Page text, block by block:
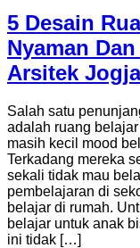
5 Desain
Nyaman
Arsitek Jogja
Salah satu
adalah ruang
masih kecil mood
Terkadang mereka
sekali tidak mau
pembelajaran di
belajar di rumah.
belajar untuk anak
ini tidak […]